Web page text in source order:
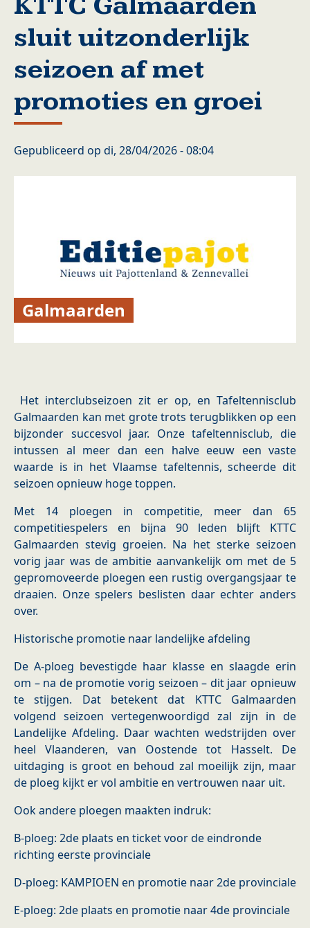
sluit uitzonderlijk
seizoen af met
promoties en groei
Gepubliceerd op di, 28/04/2026 - 08:04
Galmaarden
Het interclubseizoen zit er op, en Tafeltennisclub
Galmaarden kan met grote trots terugblikken op een
bijzonder succesvol jaar. Onze tafeltennisclub, die
intussen al meer dan een halve eeuw een vaste
waarde is in het Vlaamse tafeltennis, scheerde dit
seizoen opnieuw hoge toppen.
Met 14 ploegen in competitie, meer dan 65
competitiespelers en bijna 90 leden blijft KTTC
Galmaarden stevig groeien. Na het sterke seizoen
vorig jaar was de ambitie aanvankelijk om met de 5
gepromoveerde ploegen een rustig overgangsjaar te
draaien. Onze spelers beslisten daar echter anders
over.
Historische promotie naar landelijke afdeling
De A-ploeg bevestigde haar klasse en slaagde erin
om – na de promotie vorig seizoen – dit jaar opnieuw
te stijgen. Dat betekent dat KTTC Galmaarden
volgend seizoen vertegenwoordigd zal zijn in de
Landelijke Afdeling. Daar wachten wedstrijden over
heel Vlaanderen, van Oostende tot Hasselt. De
uitdaging is groot en behoud zal moeilijk zijn, maar
de ploeg kijkt er vol ambitie en vertrouwen naar uit.
Ook andere ploegen maakten indruk:
B-ploeg: 2de plaats en ticket voor de eindronde
richting eerste provinciale
D-ploeg: KAMPIOEN en promotie naar 2de provinciale
E-ploeg: 2de plaats en promotie naar 4de provinciale